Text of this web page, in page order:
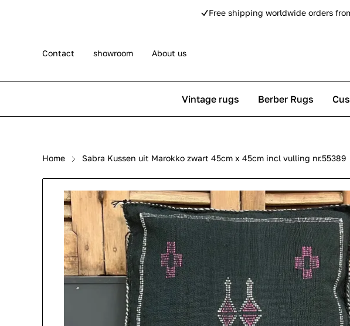
Free shipping worldwide orders
Contact showroom About us
Vintage rugs
Persian rugs Berber rugs
Rose kilim rugs Pip Studio carpets
Berber Rugs
Home Sabra Kussen uit Marokko zwart 45cm x 45cm incl vulling nr.55389